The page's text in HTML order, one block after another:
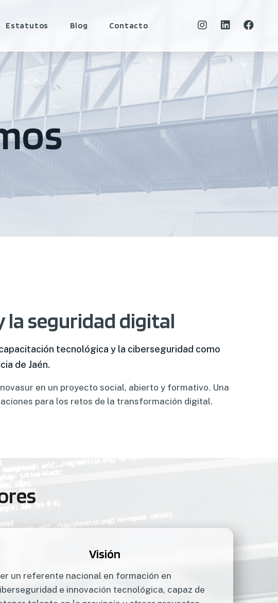
Estatutos Blog Contacto
la seguridad digital
tecnológica y la ciberseguridad como
de Jaén.
en un proyecto social, abierto y formativo. Una
para los retos de la transformación digital.
Visión
un referente nacional en formación en
e innovación tecnológica, capaz de